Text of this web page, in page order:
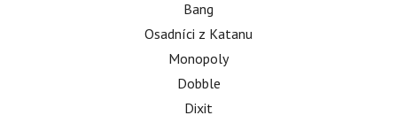
Bang
Osadníci z Katanu
Monopoly
Dobble
Dixit